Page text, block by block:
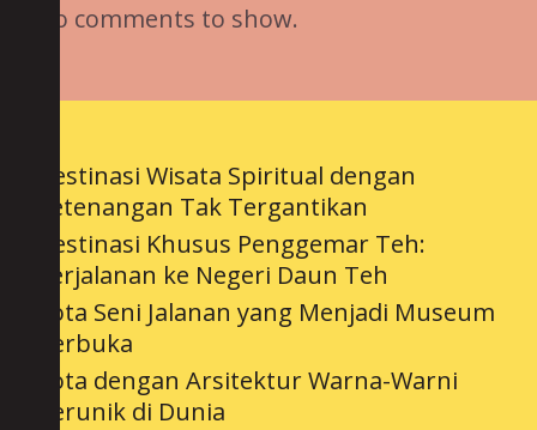
No comments to show.
Destinasi Wisata Spiritual dengan
Ketenangan Tak Tergantikan
Destinasi Khusus Penggemar Teh:
Perjalanan ke Negeri Daun Teh
Kota Seni Jalanan yang Menjadi Museum
Terbuka
Kota dengan Arsitektur Warna-Warni
Terunik di Dunia